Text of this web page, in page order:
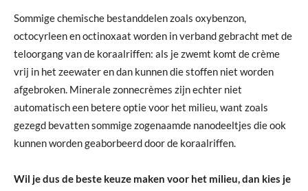
Sommige chemische bestanddelen zoals oxybenzon,
octocyrleen en octinoxaat worden in verband gebracht met de
teloorgang van de koraalriffen: als je zwemt komt de crème
vrij in het zeewater en dan kunnen die stoffen niet worden
afgebroken. Minerale zonnecrèmes zijn echter niet
automatisch een betere optie voor het milieu, want zoals
gezegd bevatten sommige zogenaamde nanodeeltjes die ook
kunnen worden geaborbeerd door de koraalriffen.
Wil je dus de beste keuze maken voor het milieu, dan kies je